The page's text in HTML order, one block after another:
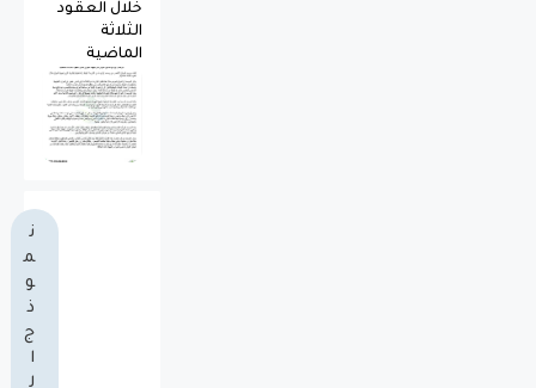
خلال العقود
الثلاثة
الماضية
ن
م
و
ذ
ج
ا
ل